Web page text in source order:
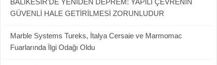
BALIKESİR’DE YENİDEN DEPREM: YAPILI ÇEVRENİN
GÜVENLİ HALE GETİRİLMESİ ZORUNLUDUR
Marble Systems Tureks, İtalya Cersaie ve Marmomac
Fuarlarında İlgi Odağı Oldu